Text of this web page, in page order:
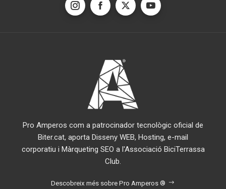
Pro Amperos com a patrocinador tecnològic oficial de
Biter.cat, aporta Disseny WEB, Hosting, e-mail
corporatiu i Màrqueting SEO a l'Associació BiciTerrassa
Club.
Descobreix més sobre Pro Amperos ®